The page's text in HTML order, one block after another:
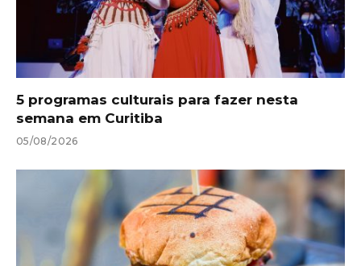
5 programas culturais para fazer nesta
semana em Curitiba
05/08/2026